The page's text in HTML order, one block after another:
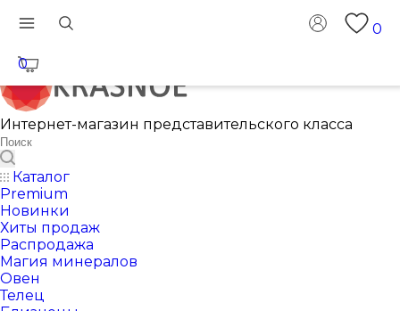
0
0
Интернет-магазин представительского класса
Каталог
Premium
Новинки
Хиты продаж
Распродажа
Магия минералов
Овен
Телец